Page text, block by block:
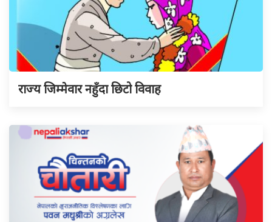
राज्य जिम्मेवार नहुँदा छिटो विवाह